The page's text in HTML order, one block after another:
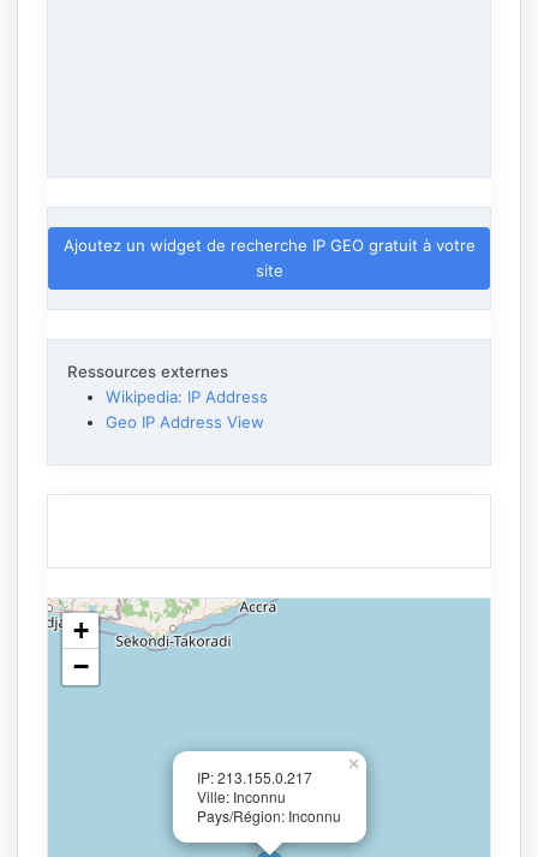
Ajoutez un widget de recherche IP GEO gratuit à votre
site
Ressources externes
Wikipedia: IP Address
Geo IP Address View
IP: 213.155.0.217
Ville: Inconnu
Pays/Région: Inconnu
×
+
−